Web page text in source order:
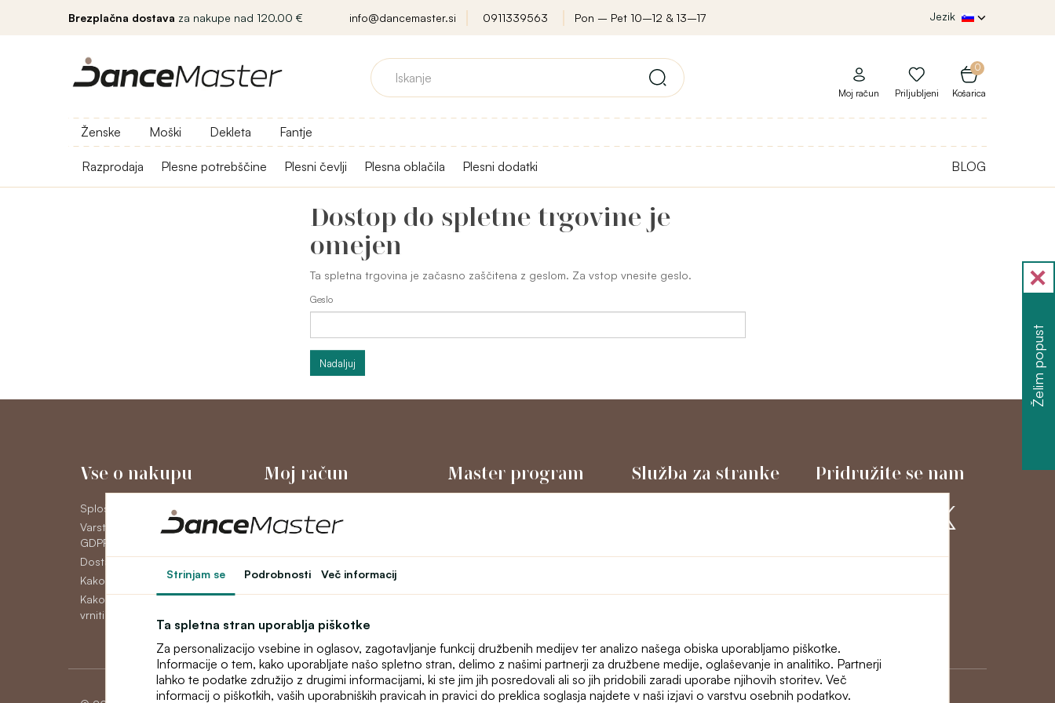
Strinjam se Podrobnosti Več informacij
Ta spletna stran uporablja piškotke
Za personalizacijo vsebine in oglasov, zagotavljanje funkcij družbenih medijev ter analizo našega obiska uporabljamo piškotke.
Informacije o tem, kako uporabljate našo spletno stran, delimo z našimi partnerji za družbene medije, oglaševanje in analitiko. Partnerji
lahko te podatke združijo z drugimi informacijami, ki ste jim jih posredovali ali so jih pridobili zaradi uporabe njihovih storitev. Več
informacij o piškotkih, vaših uporabniških pravicah in pravici do preklica soglasja najdete v naši izjavi o varstvu osebnih podatkov.
Brezplačna dostava za nakupe nad 120.00 € info@dancemaster.si 0911339563 Pon – Pet 10–12 & 13–17 Jezik
0
Košarica
Moj račun Priljubljeni
Ženske Moški Dekleta Fantje
Razprodaja Plesne potrebščine Plesni čevlji Plesna oblačila Plesni dodatki BLOG
Dostop do spletne trgovine je
omejen
Ta spletna trgovina je začasno zaščitena z geslom. Za vstop vnesite geslo.
Geslo
Nadaljuj
Vse o nakupu
Splošni poslovni pogoji
Varstvo osebnih podatkov
GDPR
Dostava
Kako plačati
Kako reklamirati, zamenjati ali
vrniti blago
Moj račun
Zgodovina naročil
Master program Služba za stranke Pridružite se nam
Želim popust